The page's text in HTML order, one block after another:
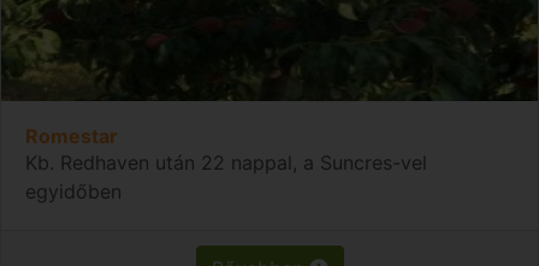
Romestar
Kb. Redhaven után 22 nappal, a Suncres-vel
egyidőben